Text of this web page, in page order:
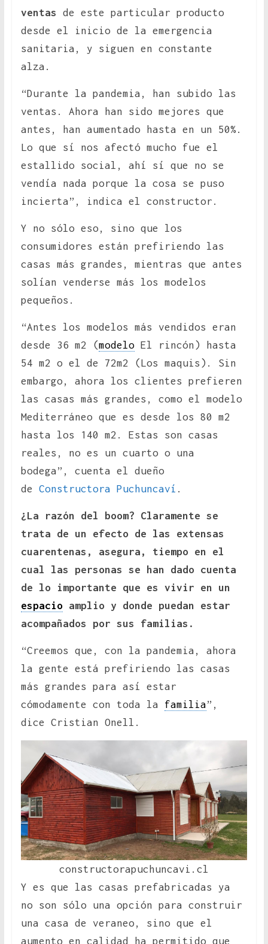
ventas de este particular producto
desde el inicio de la emergencia
sanitaria, y siguen en constante
alza.
“Durante la pandemia, han subido las
ventas. Ahora han sido mejores que
antes, han aumentado hasta en un 50%.
Lo que sí nos afectó mucho fue el
estallido social, ahí sí que no se
vendía nada porque la cosa se puso
incierta”, indica el constructor.
Y no sólo eso, sino que los
consumidores están prefiriendo las
casas más grandes, mientras que antes
solían venderse más los modelos
pequeños.
“Antes los modelos más vendidos eran
desde 36 m2 (modeloEl rincón) hasta
54 m2 o el de 72m2 (Los maquis). Sin
embargo, ahora los clientes prefieren
las casas más grandes, como el modelo
Mediterráneo que es desde los 80 m2
hasta los 140 m2. Estas son casas
reales, no es un cuarto o una
bodega”, cuenta el dueño
de Constructora Puchuncaví .
¿La razón del boom? Claramente se
trata de un efecto de las extensas
cuarentenas, asegura, tiempo en el
cual las personas se han dado cuenta
de lo importante que es vivir en un
espacioamplio y donde puedan estar
acompañados por sus familias.
“Creemos que, con la pandemia, ahora
la gente está prefiriendo las casas
más grandes para así estar
cómodamente con toda la familia”,
dice Cristian Onell.
constructorapuchuncavi.cl
Y es que las casas prefabricadas ya
no son sólo una opción para construir
una casa de veraneo, sino que el
aumento en calidad ha permitido que